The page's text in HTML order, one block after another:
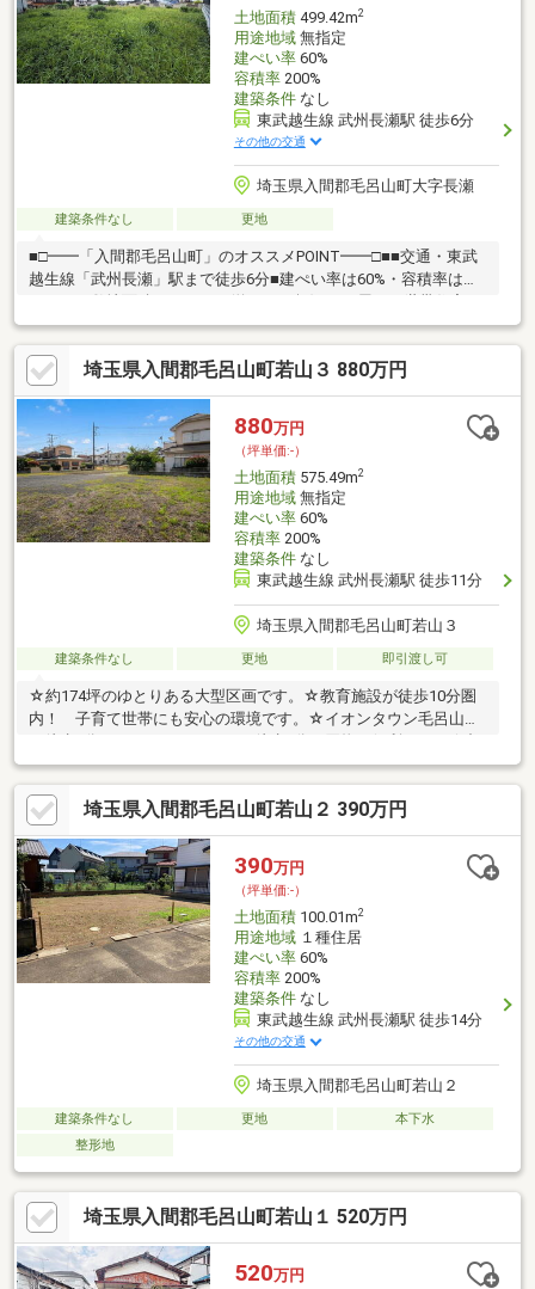
土地面積499.42m2
用途地域無指定
建ぺい率60%
容積率200%
建築条件なし
東武越生線 武州長瀬駅 徒歩6分
その他の交通
埼玉県入間郡毛呂山町大字長瀬
建築条件なし 更地
■□━━「入間郡毛呂山町」のオススメPOINT━━□■■交通・東武
越生線「武州長瀬」駅まで徒歩6分■建ぺい率は60%・容積率は
ど、幅広いプランに対応可能。■お子さまの道路への飛び出しの
心配が少なく、 落ち着いた環境でお過ごしいただけます。■現
況更地のため、設計から建築までスムーズに進められます。■周
囲はすでに住宅などが建っているため、 実際の採光状況などを
考慮してプランニングできます。■南東側前面道路の幅員は約
6.7m。■周辺環境・セブンイレブン毛呂山長瀬店 徒歩3分(約
230m)・ヤオコー長瀬店 徒歩6分(約410m)
埼玉県入間郡毛呂山町若山３ 880万円
880万円
（坪単価:-）
土地面積575.49m2
用途地域無指定
建ぺい率60%
容積率200%
建築条件なし
東武越生線 武州長瀬駅 徒歩11分
埼玉県入間郡毛呂山町若山３
建築条件なし 更地 即引渡し可
☆約174坪のゆとりある大型区画です。☆教育施設が徒歩10分圏
内！ 子育て世帯にも安心の環境です。☆イオンタウン毛呂山ま
市計画法第34条12号区域です。☆建築条件はありません。☆ぜひ
ご覧下さい。
埼玉県入間郡毛呂山町若山２ 390万円
390万円
（坪単価:-）
土地面積100.01m2
用途地域１種住居
建ぺい率60%
容積率200%
建築条件なし
東武越生線 武州長瀬駅 徒歩14分
その他の交通
埼玉県入間郡毛呂山町若山２
建築条件なし 更地
本下水
整形地
埼玉県入間郡毛呂山町若山１ 520万円
520万円